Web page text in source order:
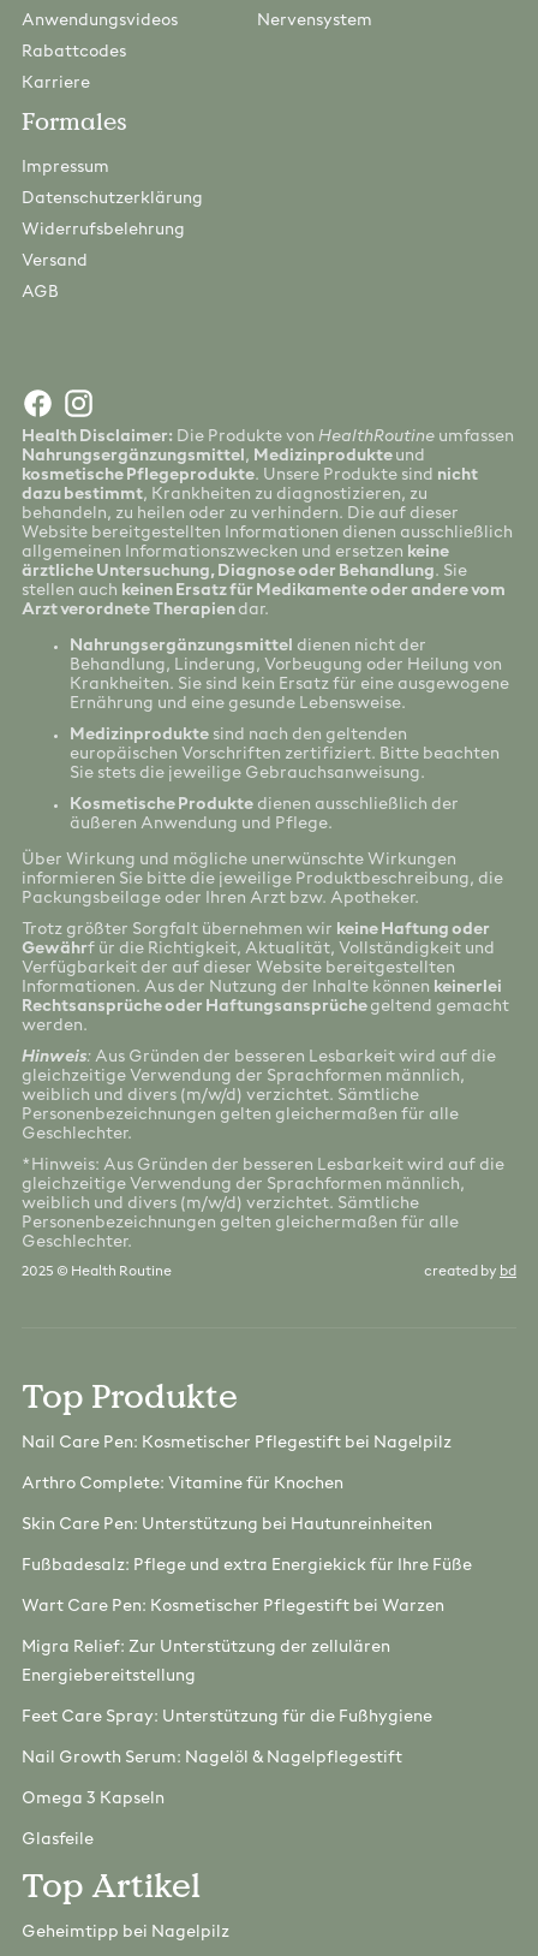
Anwendungsvideos
Rabattcodes
Karriere
Nervensystem
Formales
Impressum
Datenschutzerklärung
Widerrufsbelehrung
Versand
AGB
Health Disclaimer: Die Produkte von HealthRoutine umfassen
Nahrungsergänzungsmittel , Medizinprodukte und
kosmetische Pflegeprodukte. Unsere Produkte sind nicht
dazu bestimmt, Krankheiten zu diagnostizieren, zu
behandeln, zu heilen oder zu verhindern. Die auf dieser
Website bereitgestellten Informationen dienen ausschließlich
allgemeinen Informationszwecken und ersetzen keine
ärztliche Untersuchung, Diagnose oder Behandlung. Sie
stellen auch keinen Ersatz für Medikamente oder andere vom
Arzt verordnete Therapien dar.
Nahrungsergänzungsmittel
dienen nicht der
Behandlung, Linderung, Vorbeugung oder Heilung von
Krankheiten. Sie sind kein Ersatz für eine ausgewogene
Ernährung und eine gesunde Lebensweise.
Medizinprodukte sind nach den geltenden
europäischen Vorschriften zertifiziert. Bitte beachten
Sie stets die jeweilige Gebrauchsanweisung.
Kosmetische Produkte dienen ausschließlich der
äußeren Anwendung und Pflege.
Über Wirkung und mögliche unerwünschte Wirkungen
informieren Sie bitte die jeweilige Produktbeschreibung, die
Packungsbeilage oder Ihren Arzt bzw. Apotheker.
Trotz größter Sorgfalt übernehmen wir keine Haftung oder
Gewährf ür die Richtigkeit, Aktualität, Vollständigkeit und
Verfügbarkeit der auf dieser Website bereitgestellten
Informationen. Aus der Nutzung der Inhalte können keinerlei
Rechtsansprüche oder Haftungsansprüche geltend gemacht
werden.
Hinweis: Aus Gründen der besseren Lesbarkeit wird auf die
gleichzeitige Verwendung der Sprachformen männlich,
weiblich und divers (m/w/d) verzichtet. Sämtliche
Personenbezeichnungen gelten gleichermaßen für alle
Geschlechter.
*Hinweis: Aus Gründen der besseren Lesbarkeit wird auf die
gleichzeitige Verwendung der Sprachformen männlich,
weiblich und divers (m/w/d) verzichtet. Sämtliche
Personenbezeichnungen gelten gleichermaßen für alle
Geschlechter.
2025 © Health Routine created by bd
Top Produkte
Nail Care Pen: Kosmetischer Pflegestift bei Nagelpilz
Arthro Complete: Vitamine für Knochen
Skin Care Pen: Unterstützung bei Hautunreinheiten
Fußbadesalz: Pflege und extra Energiekick für Ihre Füße
Wart Care Pen: Kosmetischer Pflegestift bei Warzen
Migra Relief: Zur Unterstützung der zellulären
Energiebereitstellung
Feet Care Spray: Unterstützung für die Fußhygiene
Nail Growth Serum: Nagelöl & Nagelpflegestift
Omega 3 Kapseln
Glasfeile
Top Artikel
Geheimtipp bei Nagelpilz